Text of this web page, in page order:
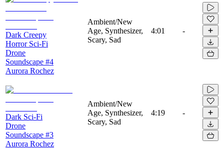
Dark Creepy
Horror Sci-Fi
Drone
Soundscape #4
Aurora Rochez
Ambient/New
Age, Synthesizer,
Scary, Sad
4:01 -
Dark Sci-Fi
Drone
Soundscape #3
Aurora Rochez
Ambient/New
Age, Synthesizer,
Scary, Sad
4:19 -